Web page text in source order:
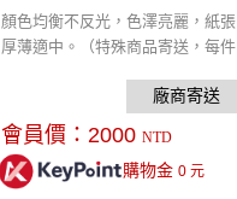
顏色均衡不反光，色澤亮麗，紙張
厚薄適中。（特殊商品寄送，每件
會員價： 2000 NTD
購物金 0元